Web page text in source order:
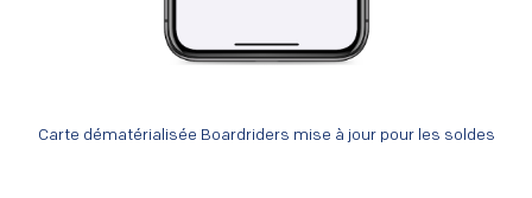
Carte dématérialisée Boardriders mise à jour pour les soldes